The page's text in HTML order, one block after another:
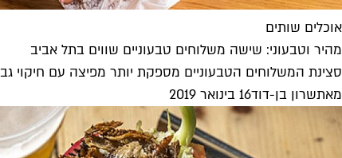
אוכלים שותים
מהיר וטבעוני: שישה משלוחים טבעוניים שווים בתל אביב
סצינת המשלוחים הטבעוניים מספקת יותר מפיצה עם חיקוי
מאתשרון בן-דוד16 בינואר 2019